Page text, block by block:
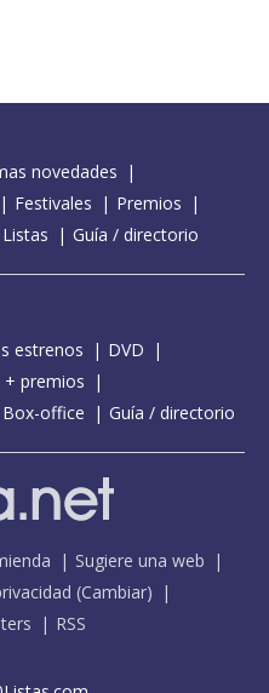
novedades
Festivales
Premios
Listas Guía / directorio
estrenos
DVD
+ premios
Box-office Guía / directorio
Sugiere una web
(Cambiar)
RSS